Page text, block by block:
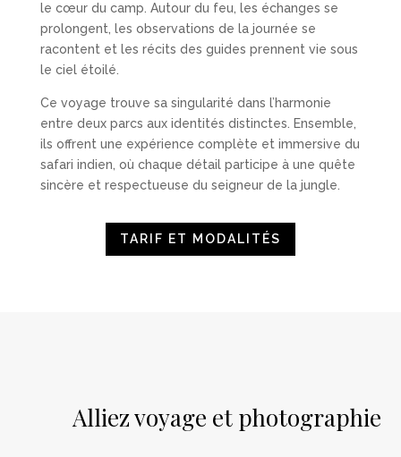
le cœur du camp. Autour du feu, les échanges se
prolongent, les observations de la journée se
racontent et les récits des guides prennent vie sous
le ciel étoilé.
Ce voyage trouve sa singularité dans l’harmonie
entre deux parcs aux identités distinctes. Ensemble,
ils offrent une expérience complète et immersive du
safari indien, où chaque détail participe à une quête
sincère et respectueuse du seigneur de la jungle.
TARIF ET MODALITÉS
Alliez voyage et photographie